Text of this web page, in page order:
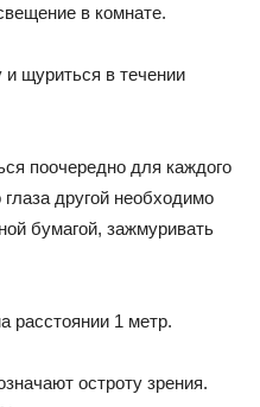
в комнате.
и щуриться в течении
поочередно для каждого
другой необходимо
бумагой, зажмуривать
расстоянии 1 метр.
остроту зрения.